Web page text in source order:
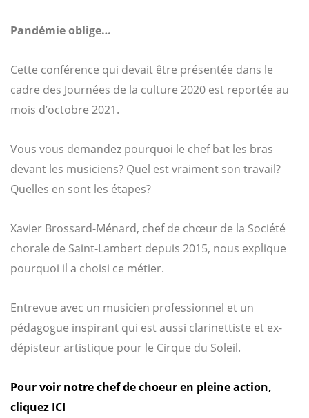
Pandémie oblige…
Cette conférence qui devait être présentée dans le
cadre des Journées de la culture 2020 est reportée au
mois d’octobre 2021.
Vous vous demandez pourquoi le chef bat les bras
devant les musiciens? Quel est vraiment son travail?
Quelles en sont les étapes?
Xavier Brossard-Ménard, chef de chœur de la Société
chorale de Saint-Lambert depuis 2015, nous explique
pourquoi il a choisi ce métier.
Entrevue avec un musicien professionnel et un
pédagogue inspirant qui est aussi clarinettiste et ex-
dépisteur artistique pour le Cirque du Soleil.
Pour voir notre chef de choeur en pleine action,
cliquez ICI